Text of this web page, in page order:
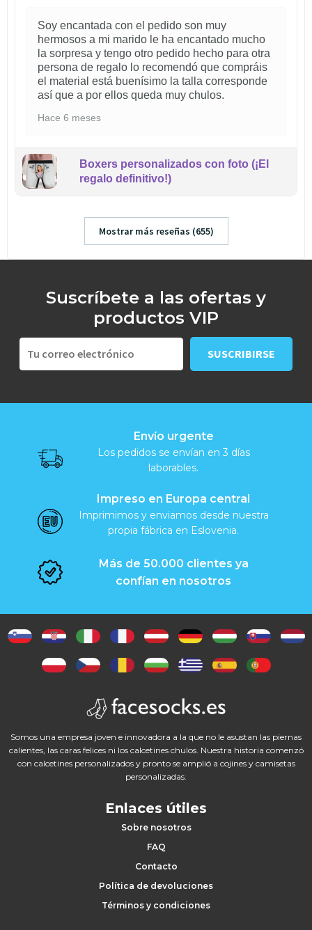
Soy encantada con el pedido son muy
hermosos a mi marido le ha encantado mucho
la sorpresa y tengo otro pedido hecho para otra
persona de regalo lo recomendó que compráis
el material está buenísimo la talla corresponde
así que a por ellos queda muy chulos.
Hace 6 meses
Boxers personalizados con foto (¡El
regalo definitivo!)
Mostrar más reseñas (655)
Suscríbete a las ofertas y
productos VIP
Envío urgente
Los pedidos se envían en 3 días
laborables.
Impreso en Europa central
Imprimimos y enviamos desde nuestra
propia fábrica en Eslovenia.
Más de 50.000 clientes ya
confían en nosotros
Somos una empresa joven e innovadora a la que no le asustan las piernas
calientes, las caras felices ni los calcetines chulos. Nuestra historia comenzó
con calcetines personalizados y pronto se amplió a cojines y camisetas
personalizadas.
Enlaces útiles
Sobre nosotros
FAQ
Contacto
Política de devoluciones
Términos y condiciones